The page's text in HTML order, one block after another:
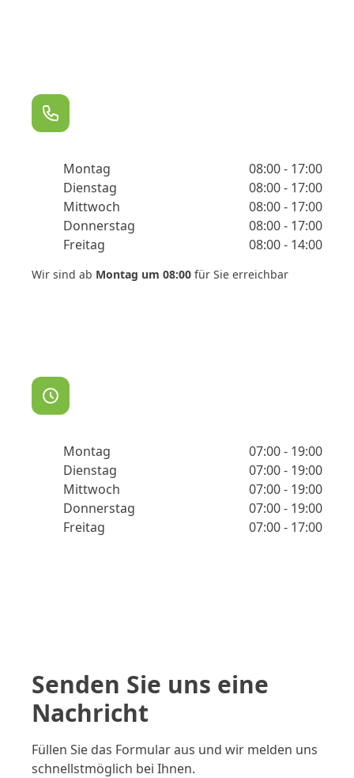
Montag
08:00 - 17:00
Dienstag
08:00 - 17:00
Mittwoch
08:00 - 17:00
Donnerstag
08:00 - 17:00
Freitag
08:00 - 14:00
Wir sind ab Montag um 08:00 für Sie erreichbar
Montag
07:00 - 19:00
Dienstag
07:00 - 19:00
Mittwoch
07:00 - 19:00
Donnerstag
07:00 - 19:00
Freitag
07:00 - 17:00
Senden Sie uns eine
Nachricht
Füllen Sie das Formular aus und wir melden uns
schnellstmöglich bei Ihnen.